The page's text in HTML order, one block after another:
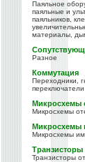
Паяльное
паяльные и
паяльников,
материалы,
Разное
Коммутация
Переходники,
переключатели
Микросхемы
Микросхемы
Микросхемы
Микросхемы
Транзисторы
Транзисторы